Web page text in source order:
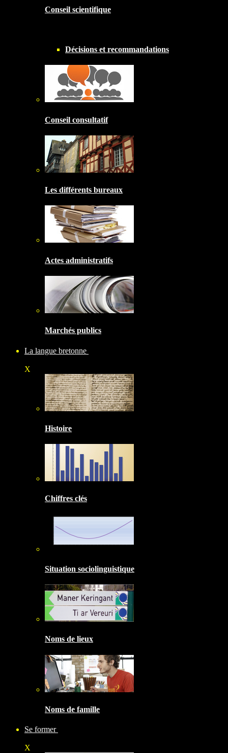
Conseil scientifique
Décisions et recommandations
Conseil consultatif
Les différents bureaux
Actes administratifs
Marchés publics
La langue bretonne
X
Histoire
Chiffres clés
Situation sociolinguistique
Noms de lieux
Noms de famille
Se former
X